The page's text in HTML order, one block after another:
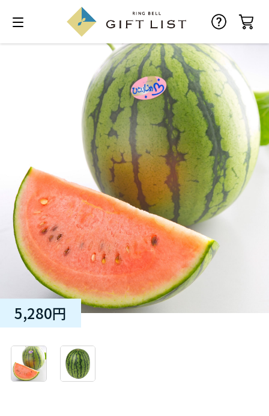
5,280円